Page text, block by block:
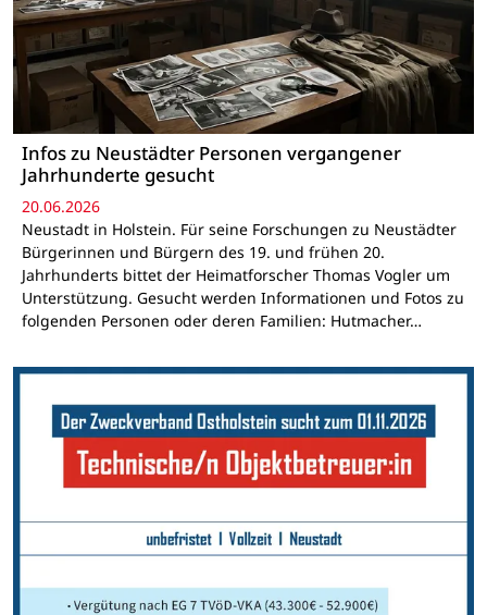
Infos zu Neustädter Personen vergangener
Jahrhunderte gesucht
20.06.2026
Neustadt in Holstein. Für seine Forschungen zu Neustädter
Bürgerinnen und Bürgern des 19. und frühen 20.
Jahrhunderts bittet der Heimatforscher Thomas Vogler um
Unterstützung. Gesucht werden Informationen und Fotos zu
folgenden Personen oder deren Familien: Hutmacher…